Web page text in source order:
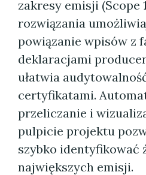
zakresy emisji (Scope
rozwiązania
powiązanie wpisów z
deklaracjami
ułatwia
certyfikatami.
przeliczanie i
pulpicie projektu
szybko identyfikować
największych emisji.